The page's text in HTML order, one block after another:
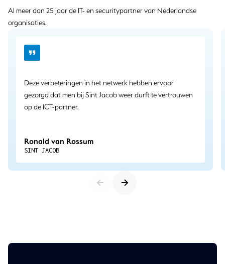
Al meer dan 25 jaar de IT- en securitypartner van Nederlandse
organisaties.
Deze verbeteringen in het netwerk hebben ervoor
gezorgd dat men bij Sint Jacob weer durft te vertrouwen
op de ICT-partner.
Ronald van Rossum
SINT JACOB